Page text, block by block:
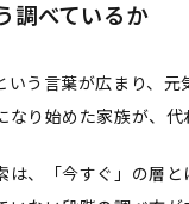
調べているか
いう言葉が広まり、
なり始めた家族が、
は、「今すぐ」の層